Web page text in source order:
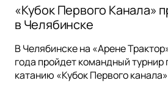
«Кубок Первого Канала»
в Челябинске
В Челябинске на «Арене
года пройдет командный турнир
катанию «Кубок Первого